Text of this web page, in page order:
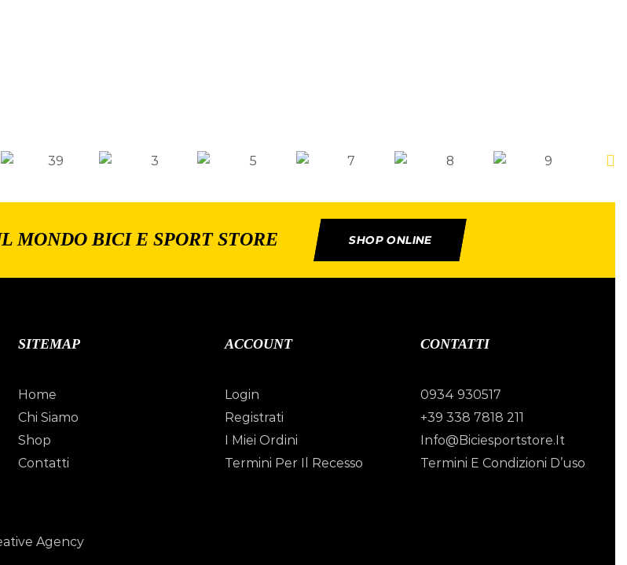
MONDO BICI E SPORT STORE SHOP ONLINE
SITEMAP
Home
Chi Siamo
Shop
Contatti
ACCOUNT
Login
Registrati
I Miei Ordini
Termini Per Il Recesso
CONTATTI
0934 930517
+39 338 7818 211
Info@biciesportstore.it
Termini E Condizioni D’uso
Agency